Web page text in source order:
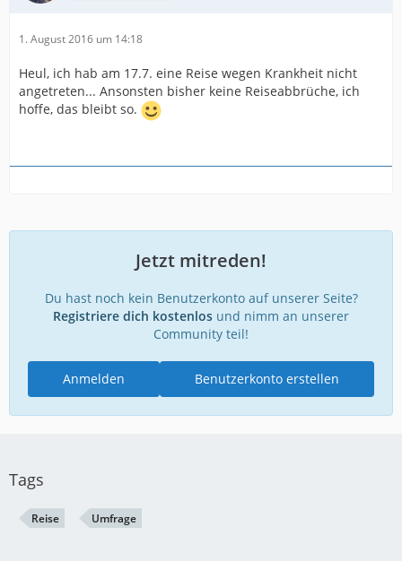
1. August 2016 um 14:18
Heul, ich hab am 17.7. eine Reise wegen Krankheit nicht
angetreten... Ansonsten bisher keine Reiseabbrüche, ich
hoffe, das bleibt so.
Jetzt mitreden!
Du hast noch kein Benutzerkonto auf unserer Seite?
Registriere dich kostenlos und nimm an unserer
Community teil!
Benutzerkonto erstellen
Anmelden
Tags
Reise Umfrage